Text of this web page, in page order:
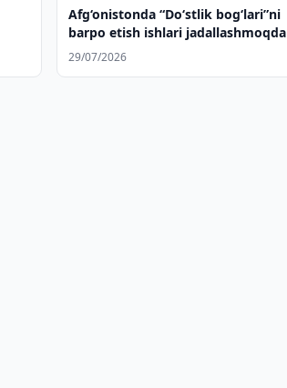
Afg‘onistonda “Do‘stlik bog‘lari”ni
barpo etish ishlari jadallashmoqda
29/07/2026